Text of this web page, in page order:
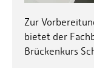
Zur
bietet der
Brückenkurs